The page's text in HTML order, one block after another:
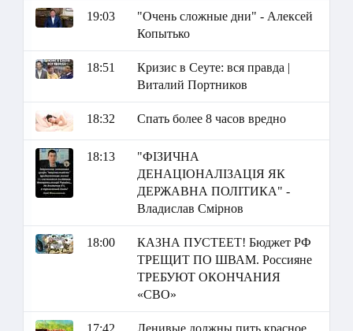
19:03
"Очень сложные дни" - Алексей
Копытько
18:51
Кризис в Сеуте: вся правда |
Виталий Портников
18:32 Спать более 8 часов вредно
18:13
"ФІЗИЧНА
ДЕНАЦІОНАЛІЗАЦІЯ ЯК
ДЕРЖАВНА ПОЛІТИКА" -
Владислав Смірнов
18:00
КАЗНА ПУСТЕЕТ! Бюджет РФ
ТРЕЩИТ ПО ШВАМ. Россияне
ТРЕБУЮТ ОКОНЧАНИЯ
«СВО»